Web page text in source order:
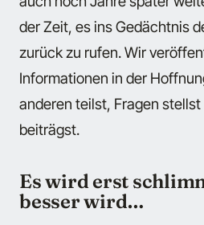
der Zeit, es ins Gedächtnis
zurück zu rufen. Wir
Informationen in der
anderen teilst, Fragen
beiträgst.
Es wird erst
besser wird…